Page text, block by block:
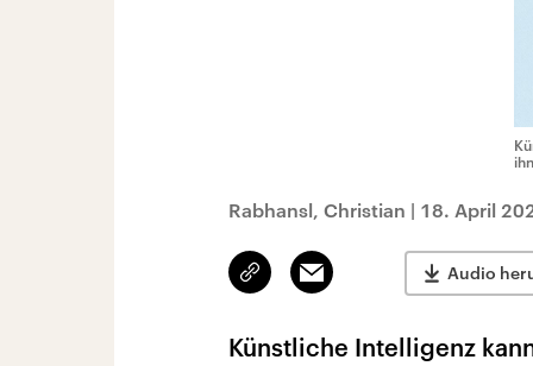
Rabhansl, Christian | 18. April
Link
kopieren/teilen
Email Audio
Künstliche Intelligenz